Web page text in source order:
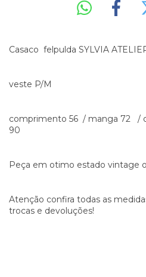
Casaco felpulda SYLVIA
veste P/M
comprimento 56 / manga 72 /
90
Peça em otimo estado vintage
Atenção confira todas as
trocas e devoluções!